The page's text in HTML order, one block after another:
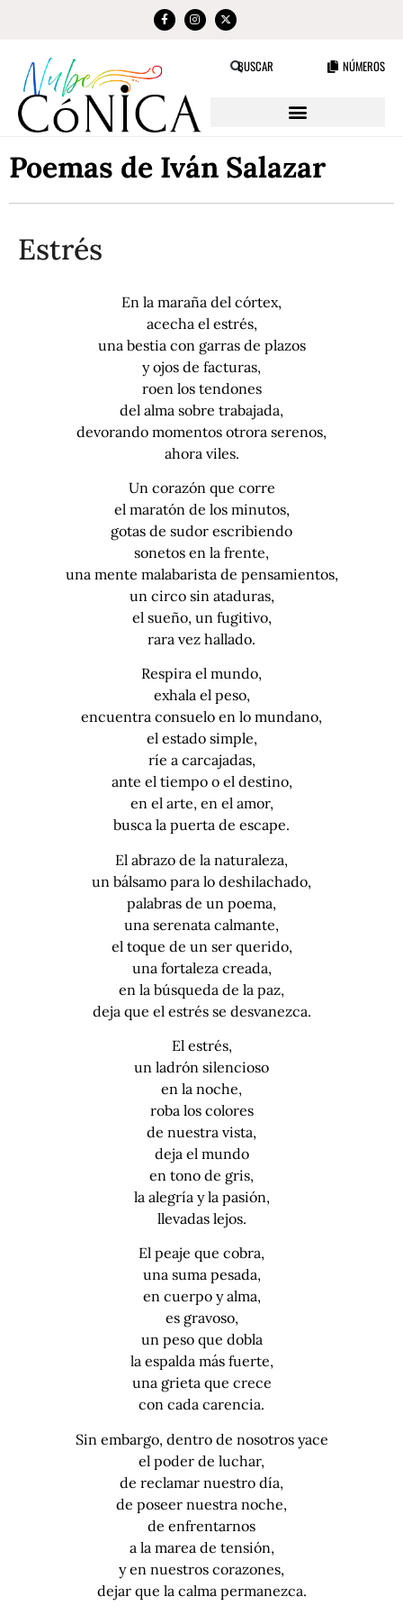
BUSCAR NÚMEROS
Poemas de Iván Salazar
Estrés
En la maraña del córtex,
acecha el estrés,
una bestia con garras de plazos
y ojos de facturas,
roen los tendones
del alma sobre trabajada,
devorando momentos otrora serenos,
ahora viles.
Un corazón que corre
el maratón de los minutos,
gotas de sudor escribiendo
sonetos en la frente,
una mente malabarista de pensamientos,
un circo sin ataduras,
el sueño, un fugitivo,
rara vez hallado.
Respira el mundo,
exhala el peso,
encuentra consuelo en lo mundano,
el estado simple,
ríe a carcajadas,
ante el tiempo o el destino,
en el arte, en el amor,
busca la puerta de escape.
El abrazo de la naturaleza,
un bálsamo para lo deshilachado,
palabras de un poema,
una serenata calmante,
el toque de un ser querido,
una fortaleza creada,
en la búsqueda de la paz,
deja que el estrés se desvanezca.
El estrés,
un ladrón silencioso
en la noche,
roba los colores
de nuestra vista,
deja el mundo
en tono de gris,
la alegría y la pasión,
llevadas lejos.
El peaje que cobra,
una suma pesada,
en cuerpo y alma,
es gravoso,
un peso que dobla
la espalda más fuerte,
una grieta que crece
con cada carencia.
Sin embargo, dentro de nosotros yace
el poder de luchar,
de reclamar nuestro día,
de poseer nuestra noche,
de enfrentarnos
a la marea de tensión,
y en nuestros corazones,
dejar que la calma permanezca.